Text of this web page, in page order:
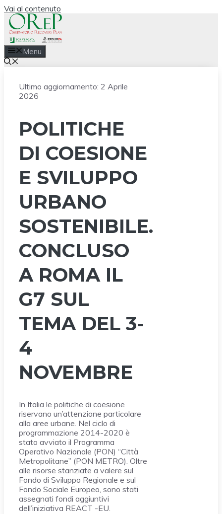
Vai al contenuto
Menu
Ultimo aggiornamento: 2 Aprile
2026
POLITICHE
DI COESIONE
E SVILUPPO
URBANO
SOSTENIBILE.
CONCLUSO
A ROMA IL
G7 SUL
TEMA DEL 3-
4
NOVEMBRE
In Italia le politiche di coesione
riservano un’attenzione particolare
alla aree urbane. Nel ciclo di
programmazione 2014-2020 è
stato avviato il Programma
Operativo Nazionale (PON) “Città
Metropolitane” (PON METRO). Oltre
alle risorse stanziate a valere sul
Fondo di Sviluppo Regionale e sul
Fondo Sociale Europeo, sono stati
assegnati fondi aggiuntivi
dell’iniziativa REACT -EU.